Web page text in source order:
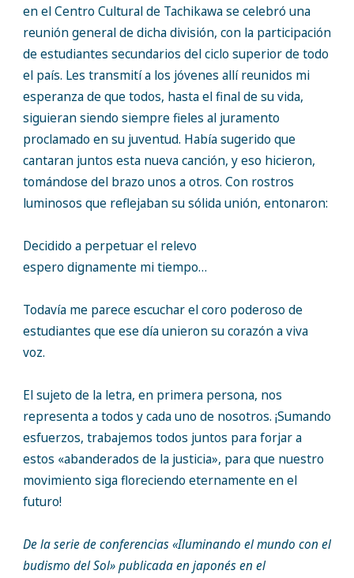
en el Centro Cultural de Tachikawa se celebró una
reunión general de dicha división, con la participación
de estudiantes secundarios del ciclo superior de todo
el país. Les transmití a los jóvenes allí reunidos mi
esperanza de que todos, hasta el final de su vida,
siguieran siendo siempre fieles al juramento
proclamado en su juventud. Había sugerido que
cantaran juntos esta nueva canción, y eso hicieron,
tomándose del brazo unos a otros. Con rostros
luminosos que reflejaban su sólida unión, entonaron:
Decidido a perpetuar el relevo
espero dignamente mi tiempo…
Todavía me parece escuchar el coro poderoso de
estudiantes que ese día unieron su corazón a viva
voz.
El sujeto de la letra, en primera persona, nos
representa a todos y cada uno de nosotros. ¡Sumando
esfuerzos, trabajemos todos juntos para forjar a
estos «abanderados de la justicia», para que nuestro
movimiento siga floreciendo eternamente en el
futuro!
De la serie de conferencias «Iluminando el mundo con el
budismo del Sol» publicada en japonés en el